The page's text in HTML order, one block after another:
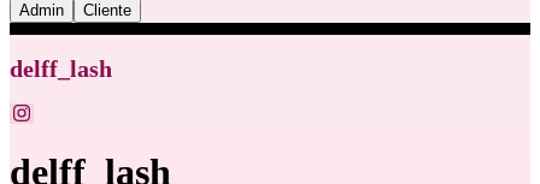
Admin Cliente
delff_lash
delff_lash